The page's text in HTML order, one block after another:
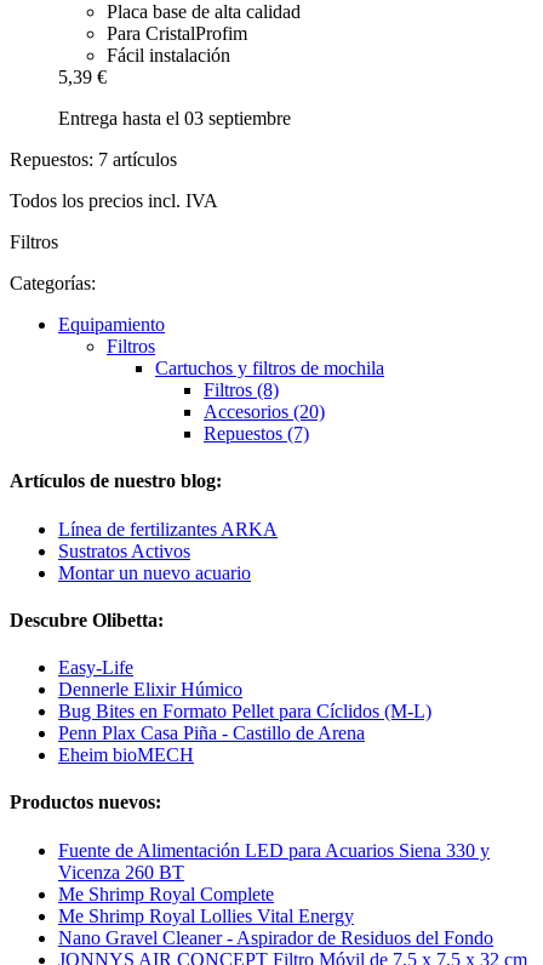
Placa base de alta calidad
Para CristalProfim
Fácil instalación
5,39 €
Entrega hasta el 03 septiembre
Repuestos: 7 artículos
Todos los precios incl. IVA
Filtros
Categorías:
Equipamiento
Filtros
Cartuchos y filtros de mochila
Filtros (8)
Accesorios (20)
Repuestos (7)
Artículos de nuestro blog:
Línea de fertilizantes ARKA
Sustratos Activos
Montar un nuevo acuario
Descubre Olibetta:
Easy-Life
Dennerle Elixir Húmico
Bug Bites en Formato Pellet para Cíclidos (M-L)
Penn Plax Casa Piña - Castillo de Arena
Eheim bioMECH
Productos nuevos:
Fuente de Alimentación LED para Acuarios Siena 330 y
Vicenza 260 BT
Me Shrimp Royal Complete
Me Shrimp Royal Lollies Vital Energy
Nano Gravel Cleaner - Aspirador de Residuos del Fondo
JONNYS AIR CONCEPT Filtro Móvil de 7,5 x 7,5 x 32 cm